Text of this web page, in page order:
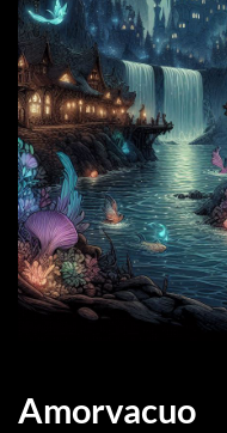
Amorvacuo